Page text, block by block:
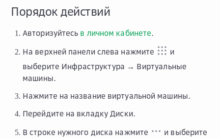
Порядок действий
Авторизуйтесь в личном кабинете.
На верхней панели слева нажмите
и
выберите Инфраструктура → Виртуальные
машины.
Нажмите на название виртуальной машины.
Перейдите на вкладкуДиски.
В строке нужного диска нажмите
и выберите